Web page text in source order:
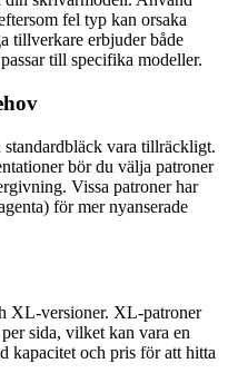
fel typ kan orsaka
tillverkare erbjuder både
till specifika modeller.
vara tillräckligt.
bör du välja patroner
Vissa patroner har
för mer nyanserade
XL-versioner. XL-patroner
sida, vilket kan vara en
kapacitet och pris för att hitta